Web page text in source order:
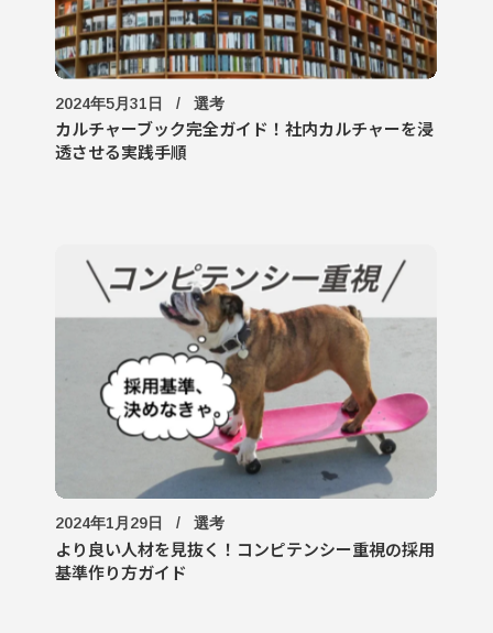
2024年5月31日 選考
カルチャーブック完全ガイド！社内カルチャーを浸
透させる実践手順
2024年1月29日 選考
より良い人材を見抜く！コンピテンシー重視の採用
基準作り方ガイド